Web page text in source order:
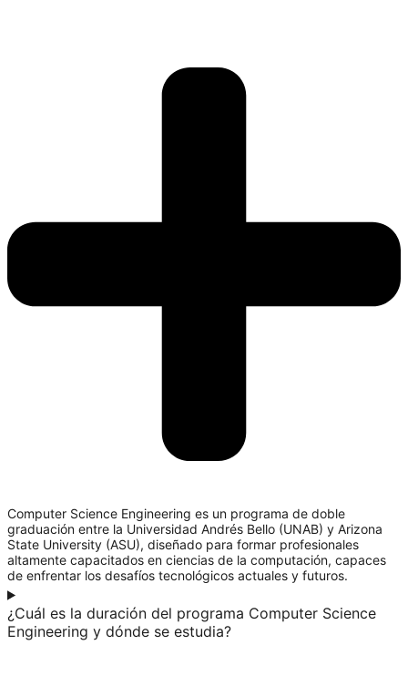
Computer Science Engineering es un programa de doble
graduación entre la Universidad Andrés Bello (UNAB) y Arizona
State University (ASU), diseñado para formar profesionales
altamente capacitados en ciencias de la computación, capaces
de enfrentar los desafíos tecnológicos actuales y futuros.
¿Cuál es la duración del programa Computer Science
Engineering y dónde se estudia?